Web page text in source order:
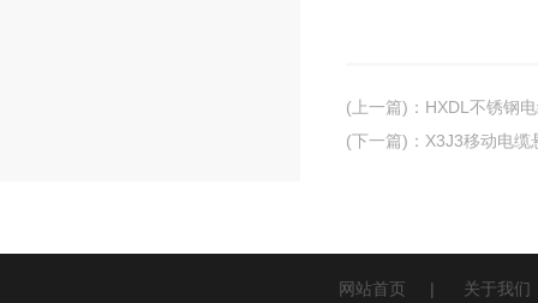
(上一篇) ： HXDL不锈钢
(下一篇) ： X3J3移动电缆
网站首页 | 关于我们